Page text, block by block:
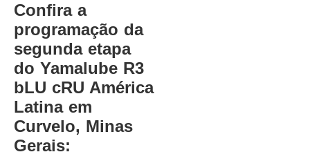
Confira a
programação da
segunda etapa
do Yamalube R3
bLU cRU América
Latina em
Curvelo, Minas
Gerais: